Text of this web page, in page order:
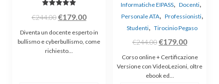
5.00
€244.00 Il
originale
era:
€179.00Il
prezzo
attuale
Diventa un docente esperto in
bullismo e cyberbullismo, come
richiesto…
Informatiche EIPASS, Docenti,
Personale ATA, Professionisti,
Studenti, Tirocinio Pegaso
€244.00Il
prezzo
originale
era:
€179.00Il
prezzo
attuale
Corso online + Certificazione
Versione con VideoLezioni, oltre
ebook ed…